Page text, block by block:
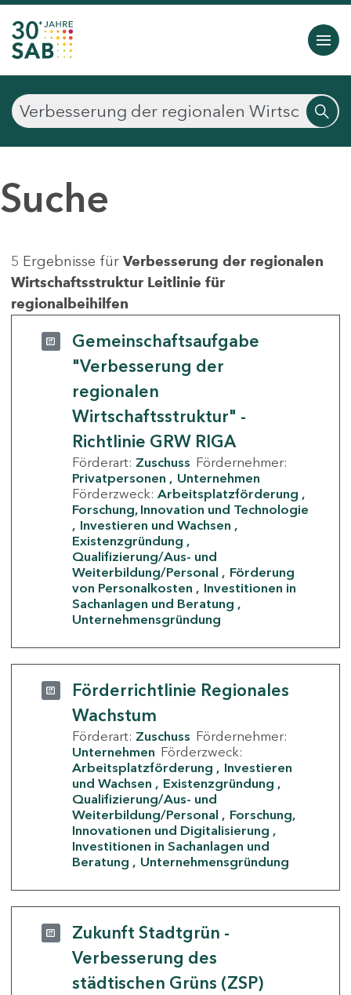
Suche
5 Ergebnisse für Verbesserung der regionalen
Wirtschaftsstruktur Leitlinie für
regionalbeihilfen
Gemeinschaftsaufgabe
"Verbesserung der
regionalen
Wirtschaftsstruktur" -
Richtlinie GRW RIGA
Förderart: Zuschuss Fördernehmer:
Privatpersonen
Unternehmen
Förderzweck: Arbeitsplatzförderung
Forschung, Innovation und Technologie
Investieren und Wachsen
Existenzgründung
Qualifizierung/Aus- und
Weiterbildung/Personal
Förderung
von Personalkosten
Investitionen in
Sachanlagen und Beratung
Unternehmensgründung
Förderrichtlinie Regionales
Wachstum
Förderart: Zuschuss Fördernehmer:
Unternehmen Förderzweck:
Arbeitsplatzförderung
Investieren
und Wachsen
Existenzgründung
Qualifizierung/Aus- und
Weiterbildung/Personal
Forschung,
Innovationen und Digitalisierung
Investitionen in Sachanlagen und
Beratung
Unternehmensgründung
Zukunft Stadtgrün -
Verbesserung des
städtischen Grüns (ZSP)